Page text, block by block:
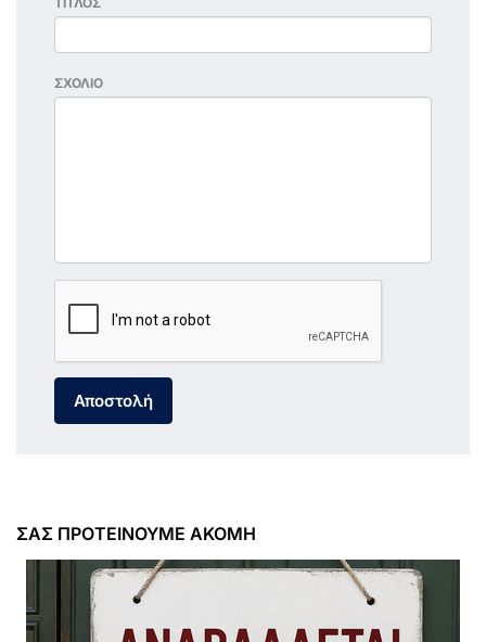
ΣΧΟΛΙΟ
Αποστολή
ΣΑΣ ΠΡΟΤΕΙΝΟΥΜΕ ΑΚΟΜΗ